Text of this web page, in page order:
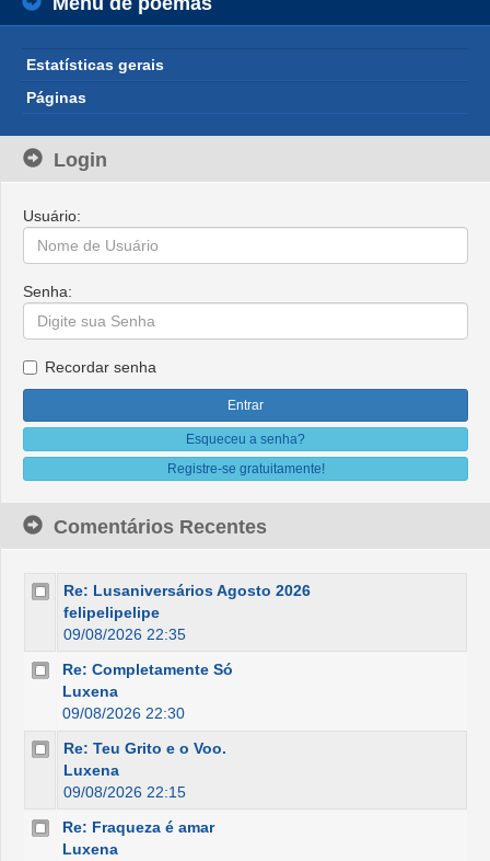
Estatísticas gerais
Páginas
Login
Usuário:
Senha:
Recordar senha
Esqueceu a senha?
Registre-se gratuitamente!
Comentários Recentes
Re: Lusaniversários Agosto 2026
felipelipelipe
09/08/2026 22:35
Re: Completamente Só
Luxena
09/08/2026 22:30
Re: Teu Grito e o Voo.
Luxena
09/08/2026 22:15
Re: Fraqueza é amar
Luxena